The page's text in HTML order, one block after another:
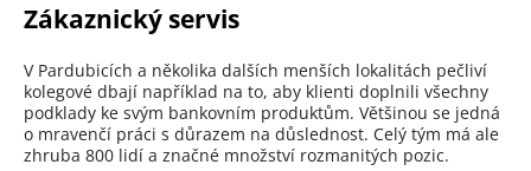
Zákaznický servis
V Pardubicích a několika dalších menších lokalitách pečliví
kolegové dbají například na to, aby klienti doplnili všechny
podklady ke svým bankovním produktům. Většinou se jedná
o mravenčí práci s důrazem na důslednost. Celý tým má ale
zhruba 800 lidí a značné množství rozmanitých pozic.